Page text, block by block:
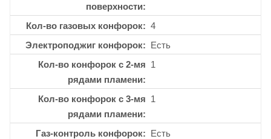
поверхности
Кол-во газовых конфорок
4
Электроподжиг конфорок
Есть
Кол-во конфорок с 2-мя
рядами пламени
1
Кол-во конфорок с 3-мя
рядами пламени
1
Газ-контроль конфорок
Есть